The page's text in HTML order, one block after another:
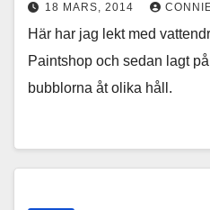
18 MARS, 2014
Här har jag lekt med
Paintshop och sedan lagt
bubblorna åt olika håll.